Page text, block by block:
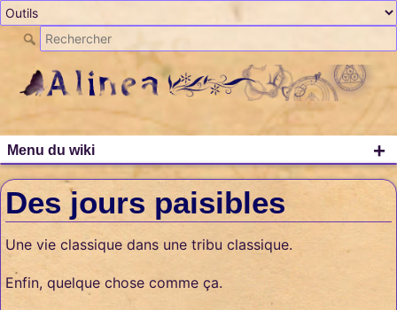
+
Menu du wiki
Des jours paisibles
Une vie classique dans une tribu classique.
Enfin, quelque chose comme ça.